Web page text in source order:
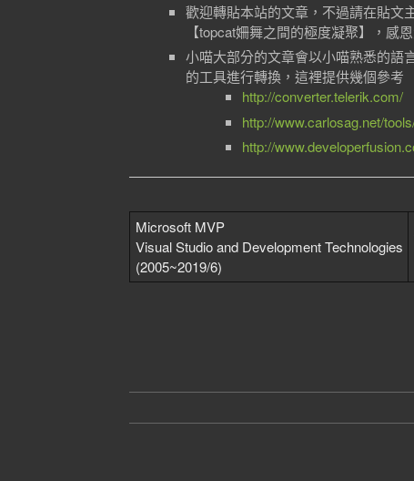
歡迎轉貼本站的文章，不過請在貼文
【topcat姍舞之間的極度凝聚】，感
小喵大部分的文章會以小喵熟悉的語
的工具進行轉換，這裡提供幾個參考
http://converter.telerik.com/
http://www.carlosag.net/
http://
Microsoft MVP
Visual Studio and Development Technologies
(2005~2019/6)